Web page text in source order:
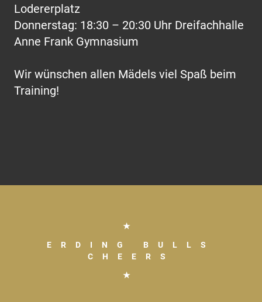
Lodererplatz
Donnerstag: 18:30 – 20:30 Uhr Dreifachhalle
Anne Frank Gymnasium
Wir wünschen allen Mädels viel Spaß beim
Training!
★
ERDING BULLS
CHEERS
★